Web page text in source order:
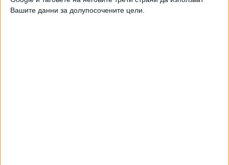
Вашите данни за долупосочените цели.